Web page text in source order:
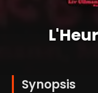
Synopsis